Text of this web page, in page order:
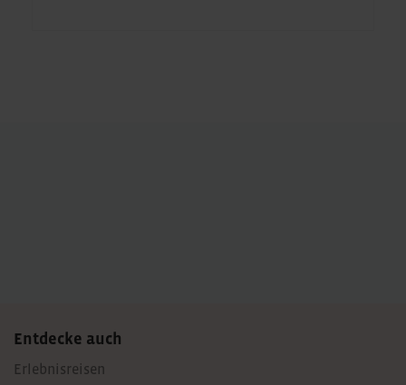
Entdecke auch
Erlebnisreisen